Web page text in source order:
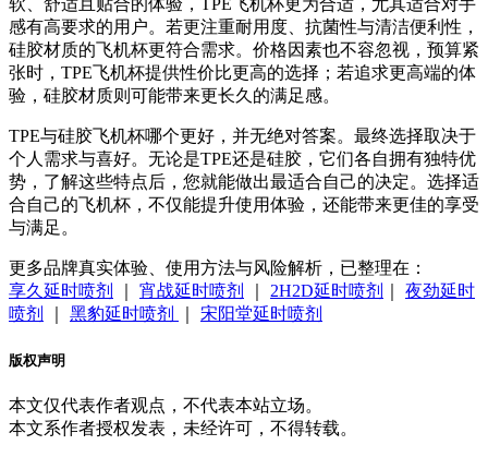
软、舒适且贴合的体验，TPE飞机杯更为合适，尤其适合对手
感有高要求的用户。若更注重耐用度、抗菌性与清洁便利性，
硅胶材质的飞机杯更符合需求。价格因素也不容忽视，预算紧
张时，TPE飞机杯提供性价比更高的选择；若追求更高端的体
验，硅胶材质则可能带来更长久的满足感。
TPE与硅胶飞机杯哪个更好，并无绝对答案。最终选择取决于
个人需求与喜好。无论是TPE还是硅胶，它们各自拥有独特优
势，了解这些特点后，您就能做出最适合自己的决定。选择适
合自己的飞机杯，不仅能提升使用体验，还能带来更佳的享受
与满足。
更多品牌真实体验、使用方法与风险解析，已整理在：
享久延时喷剂
宵战延时喷剂 2H2D延时喷剂
夜劲延时
喷剂
黑豹延时喷剂 宋阳堂延时喷剂
版权声明
本文仅代表作者观点，不代表本站立场。
本文系作者授权发表，未经许可，不得转载。